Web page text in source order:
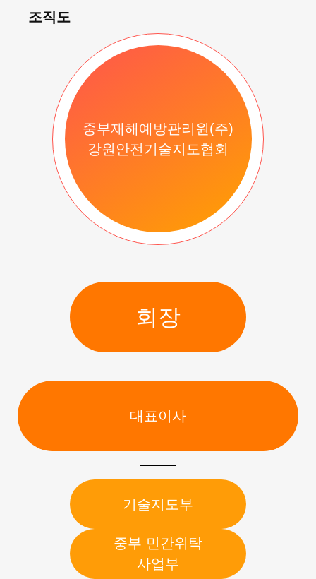
조직도
중부재해예방관리원(주)
강원안전기술지도협회
회장
대표이사
기술지도부
중부 민간위탁
사업부